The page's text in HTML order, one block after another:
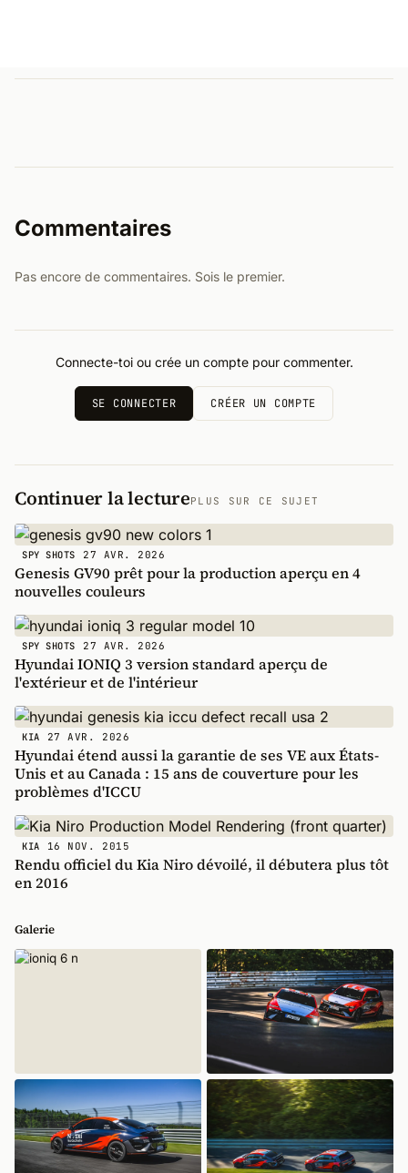
Commentaires
Pas encore de commentaires. Sois le premier.
Connecte-toi ou crée un compte pour commenter.
SE CONNECTER CRÉER UN COMPTE
Continuer la lecturePLUS SUR CE SUJET
SPY SHOTS 27 AVR. 2026
Genesis GV90 prêt pour la production aperçu en 4
nouvelles couleurs
SPY SHOTS 27 AVR. 2026
Hyundai IONIQ 3 version standard aperçu de
l'extérieur et de l'intérieur
KIA 27 AVR. 2026
Hyundai étend aussi la garantie de ses VE aux États-
Unis et au Canada : 15 ans de couverture pour les
problèmes d'ICCU
KIA 16 NOV. 2015
Rendu officiel du Kia Niro dévoilé, il débutera plus tôt
en 2016
Galerie